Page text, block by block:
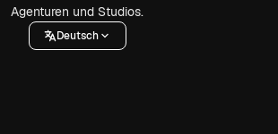
Agenturen und Studios.
Deutsch